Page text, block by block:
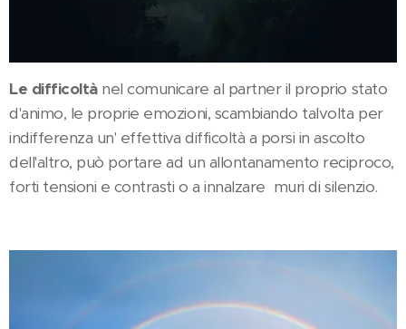
Le difficoltànel comunicare al partner il proprio stato
d'animo, le proprie emozioni, scambiando talvolta per
indifferenza un' effettiva difficoltà a porsi in ascolto
dell'altro, può portare ad un allontanamento reciproco,
forti tensioni e contrasti o a innalzare muri di silenzio.